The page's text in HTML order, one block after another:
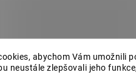
abychom Vám umožnili
neustále zlepšovali jeho